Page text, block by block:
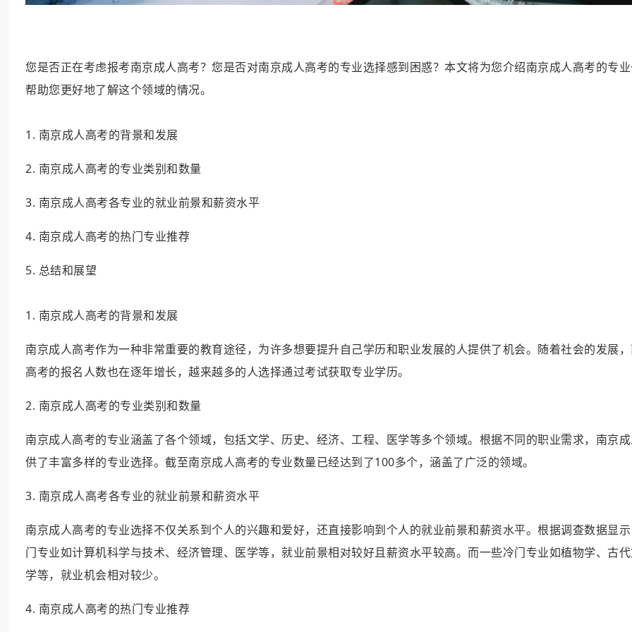
您是否正在考虑报考南京成人高考？您是否对南京成人高考的专业选择感到困惑？本文将为您介绍南京成人高考的专
帮助您更好地了解这个领域的情况。
1. 南京成人高考的背景和发展
2. 南京成人高考的专业类别和数量
3. 南京成人高考各专业的就业前景和薪资水平
4. 南京成人高考的热门专业推荐
5. 总结和展望
1. 南京成人高考的背景和发展
南京成人高考作为一种非常重要的教育途径，为许多想要提升自己学历和职业发展的人提供了机会。随着社会的发展
高考的报名人数也在逐年增长，越来越多的人选择通过考试获取专业学历。
2. 南京成人高考的专业类别和数量
南京成人高考的专业涵盖了各个领域，包括文学、历史、经济、工程、医学等多个领域。根据不同的职业需求，南京
供了丰富多样的专业选择。截至南京成人高考的专业数量已经达到了100多个，涵盖了广泛的领域。
3. 南京成人高考各专业的就业前景和薪资水平
南京成人高考的专业选择不仅关系到个人的兴趣和爱好，还直接影响到个人的就业前景和薪资水平。根据调查数据显
门专业如计算机科学与技术、经济管理、医学等，就业前景相对较好且薪资水平较高。而一些冷门专业如植物学、古
学等，就业机会相对较少。
4. 南京成人高考的热门专业推荐